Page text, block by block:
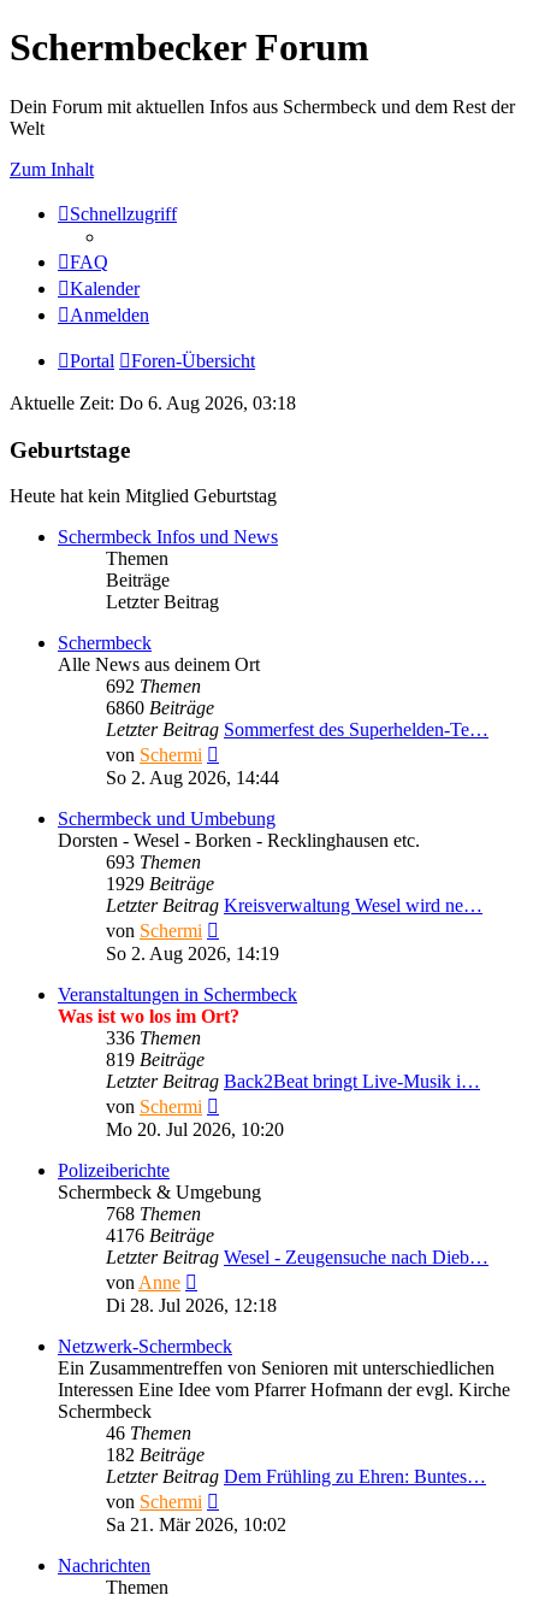
Schermbecker Forum
Dein Forum mit aktuellen Infos aus Schermbeck und dem Rest der
Welt
Zum Inhalt
Schnellzugriff
FAQ
Kalender
Anmelden
Portal Foren-Übersicht
Aktuelle Zeit: Do 6. Aug 2026, 03:18
Geburtstage
Heute hat kein Mitglied Geburtstag
Schermbeck Infos und News
Themen
Beiträge
Letzter Beitrag
Schermbeck
Alle News aus deinem Ort
692 Themen
6860 Beiträge
Letzter Beitrag Sommerfest des Superhelden-Te…
von Schermi
Beitrag
So 2. Aug 2026, 14:44
Schermbeck und Umbebung
Dorsten - Wesel - Borken - Recklinghausen etc.
693 Themen
1929 Beiträge
Letzter Beitrag Kreisverwaltung Wesel wird ne…
von Schermi
Beitrag
So 2. Aug 2026, 14:19
Veranstaltungen in Schermbeck
Was ist wo los im Ort?
336 Themen
819 Beiträge
Letzter Beitrag Back2Beat bringt Live-Musik i…
von Schermi
Beitrag
Mo 20. Jul 2026, 10:20
Polizeiberichte
Schermbeck & Umgebung
768 Themen
4176 Beiträge
Letzter Beitrag Wesel - Zeugensuche nach Dieb…
von Anne
Beitrag
Di 28. Jul 2026, 12:18
Netzwerk-Schermbeck
Ein Zusammentreffen von Senioren mit unterschiedlichen
Interessen Eine Idee vom Pfarrer Hofmann der evgl. Kirche
Schermbeck
46 Themen
182 Beiträge
Letzter Beitrag Dem Frühling zu Ehren: Buntes…
von Schermi
Beitrag
Sa 21. Mär 2026, 10:02
Nachrichten
Themen